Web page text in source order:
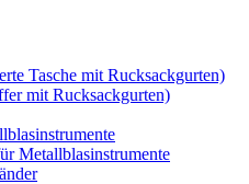
Tasche mit Rucksackgurten)
mit Rucksackgurten)
Metallblasinstrumente